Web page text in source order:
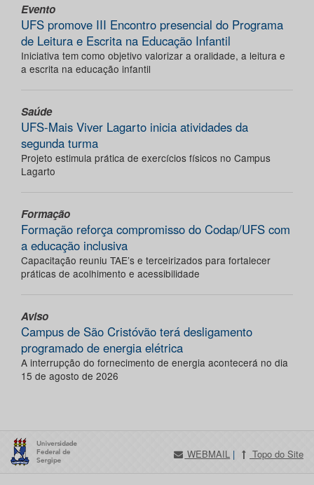
Evento
UFS promove III Encontro presencial do Programa
de Leitura e Escrita na Educação Infantil
Iniciativa tem como objetivo valorizar a oralidade, a leitura e
a escrita na educação infantil
Saúde
UFS-Mais Viver Lagarto inicia atividades da
segunda turma
Projeto estimula prática de exercícios físicos no Campus
Lagarto
Formação
Formação reforça compromisso do Codap/UFS com
a educação inclusiva
Capacitação reuniu TAE’s e terceirizados para fortalecer
práticas de acolhimento e acessibilidade
Aviso
Campus de São Cristóvão terá desligamento
programado de energia elétrica
A interrupção do fornecimento de energia acontecerá no dia
15 de agosto de 2026
WEBMAIL | Topo do Site